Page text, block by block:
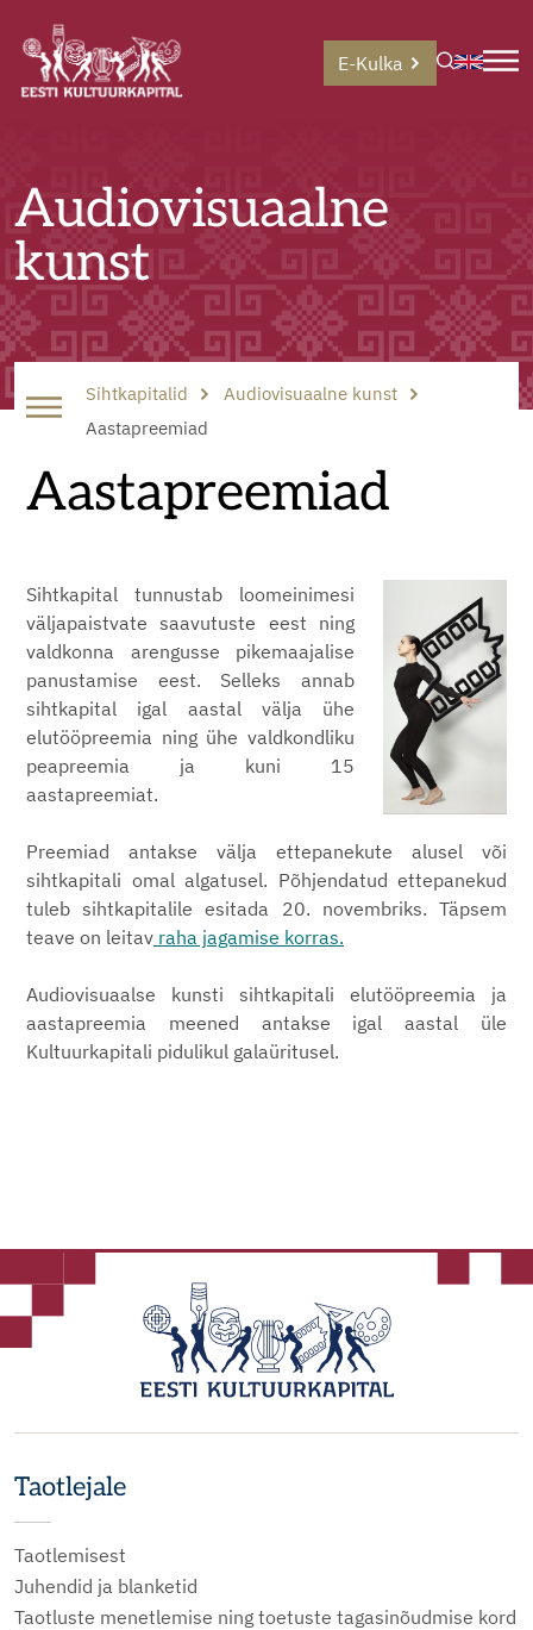
E-Kulka
Audiovisuaalne
kunst
Sihtkapitalid
Audiovisuaalne kunst
Aastapreemiad
Aastapreemiad
Sihtkapital tunnustab loomeinimesi
väljapaistvate saavutuste eest ning
valdkonna arengusse pikemaajalise
panustamise eest. Selleks annab
sihtkapital igal aastal välja ühe
elutööpreemia ning ühe valdkondliku
peapreemia ja kuni 15
aastapreemiat.
Preemiad antakse välja ettepanekute alusel või
sihtkapitali omal algatusel. Põhjendatud ettepanekud
tuleb sihtkapitalile esitada 20. novembriks. Täpsem
teave on leitav raha jagamise korras.
Audiovisuaalse kunsti sihtkapitali elutööpreemia ja
aastapreemia meened antakse igal aastal üle
Kultuurkapitali pidulikul galaüritusel.
Taotlejale
Taotlemisest
Juhendid ja blanketid
Taotluste menetlemise ning toetuste tagasinõudmise kord